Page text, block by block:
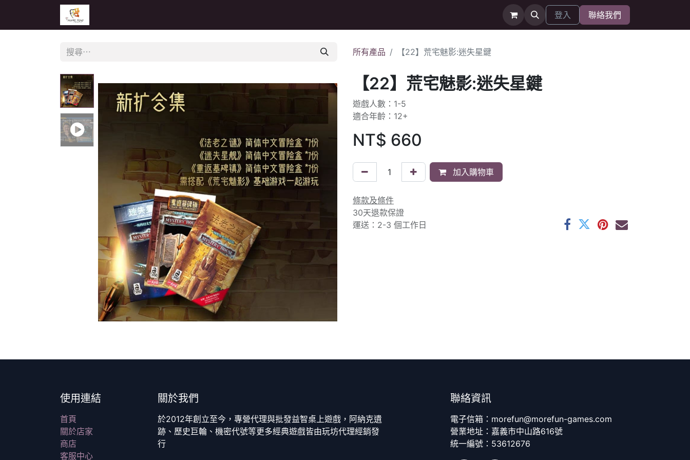
登入 聯絡我們
所有產品 【22】荒宅魅影:迷失星鍵
【22】荒宅魅影:迷失星鍵
遊戲人數：1-5
適合年齡：12+
NT$ 660
加入購物車
條款及條件
30天退款保證
運送：2-3 個工作日
使用連結
首頁
關於店家
商店
客服中心
關於我們
於2012年創立至今，專營代理與批發益智桌上遊戲，阿納克遺
跡、歷史巨輪、機密代號等更多經典遊戲皆由玩坊代理經銷發
行
聯絡資訊
電子信箱：morefun@morefun-games.com
營業地址：嘉義市中山路616號
統一編號：53612676